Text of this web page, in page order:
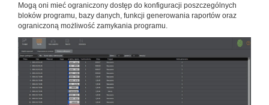
Mogą oni mieć ograniczony dostęp do konfiguracji poszczególnych
bloków programu, bazy danych, funkcji generowania raportów oraz
ograniczoną możliwość zamykania programu.